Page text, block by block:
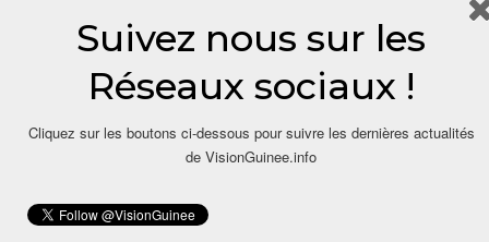
Comment un colonel dort-il toujours en location ?
Suivez nous sur les
Réseaux sociaux !
Cliquez sur les boutons ci-dessous pour suivre les dernières actualités
de VisionGuinee.info